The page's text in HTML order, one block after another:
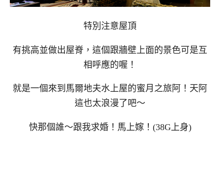
特別注意屋頂
有挑高並做出屋脊，這個跟牆壁上面的景色可是互
相呼應的喔！
就是一個來到馬爾地夫水上屋的蜜月之旅阿！天阿
這也太浪漫了吧～
快那個誰～跟我求婚！馬上嫁！(38G上身)